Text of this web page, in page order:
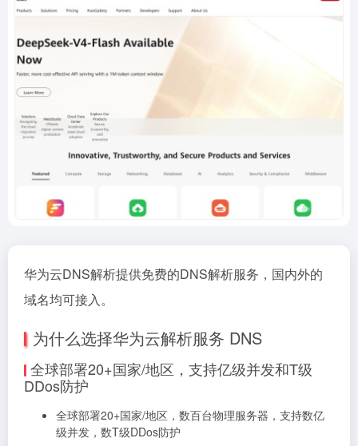
华为云DNS解析提供免费的DNS解析服务，国内外的
域名均可接入。
为什么选择华为云解析服务 DNS
全球部署20+国家/地区，支持亿级并发和T级
DDos防护
全球部署20+国家/地区，数百台物理服务器，支持数亿
级并发，数T级DDos防护